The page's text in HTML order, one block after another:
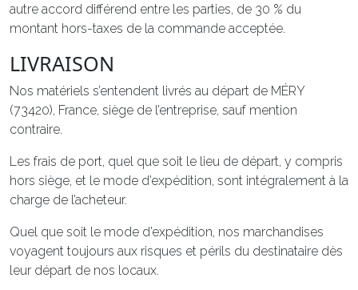
autre accord différend entre les parties, de 30 % du
montant hors-taxes de la commande acceptée.
LIVRAISON
Nos matériels s’entendent livrés au départ de MÉRY
(73420), France, siège de l’entreprise, sauf mention
contraire.
Les frais de port, quel que soit le lieu de départ, y compris
hors siège, et le mode d’expédition, sont intégralement à la
charge de l’acheteur.
Quel que soit le mode d’expédition, nos marchandises
voyagent toujours aux risques et périls du destinataire dès
leur départ de nos locaux.